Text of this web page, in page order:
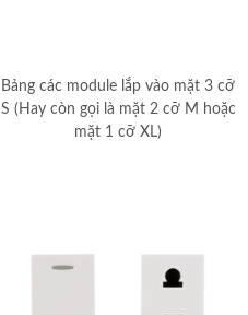
Bảng các module lắp vào mặt 3 cỡ
S (Hay còn gọi là mặt 2 cỡ M hoặc
mặt 1 cỡ XL)